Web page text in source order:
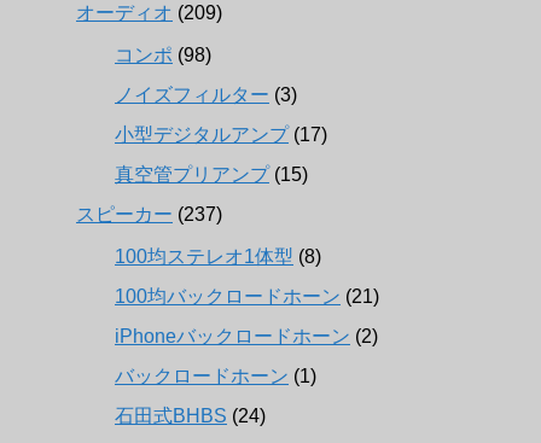
オーディオ (209)
コンポ (98)
ノイズフィルター (3)
小型デジタルアンプ(17)
真空管プリアンプ(15)
スピーカー (237)
100均ステレオ1体型 (8)
100均バックロードホーン (21)
iPhoneバックロードホーン (2)
バックロードホーン (1)
石田式BHBS (24)